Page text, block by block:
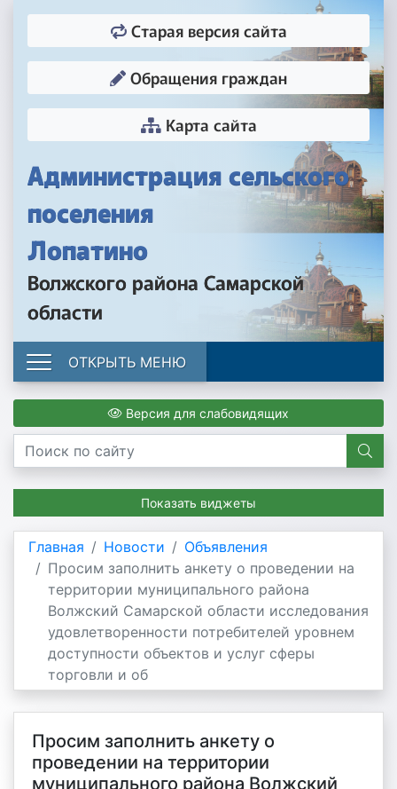
Администрация сельского
поселения
Лопатино
Волжского района Самарской
области
Старая версия сайта
Обращения граждан
Карта сайта
ОТКРЫТЬ МЕНЮ
Версия для слабовидящих
Показать виджеты
Главная Новости
Объявления
Просим заполнить анкету о проведении на
территории муниципального района
Волжский Самарской области исследования
удовлетворенности потребителей уровнем
доступности объектов и услуг сферы
торговли и об
Просим заполнить анкету о
проведении на территории
муниципального района Волжский